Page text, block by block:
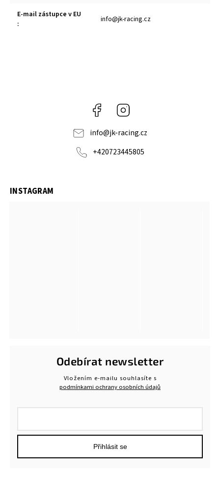
E-mail zástupce v EU
:
info@jk-racing.cz
Facebook
info@jk-racing.cz
+420723445805
INSTAGRAM
Odebírat newsletter
Vložením e-mailu souhlasíte s
podmínkami ochrany osobních údajů
Přihlásit se